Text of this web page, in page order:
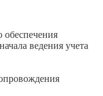
обеспечения
ведения учета